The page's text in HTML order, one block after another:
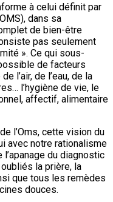
à celui définit par
dans sa
de bien-être
pas seulement
». Ce qui sous-
de facteurs
l’air, de l’eau, de la
l’hygiène de vie, le
affectif, alimentaire
l’Oms, cette vision du
avec notre rationalisme
du diagnostic
la prière, la
que tous les remèdes
douces.